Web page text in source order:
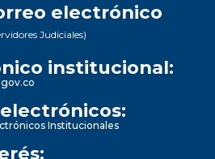
electrónico
Judiciales)
institucional:
Institucionales